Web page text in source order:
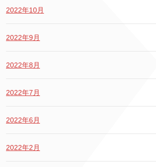
2022年10月
2022年9月
2022年8月
2022年7月
2022年6月
2022年2月